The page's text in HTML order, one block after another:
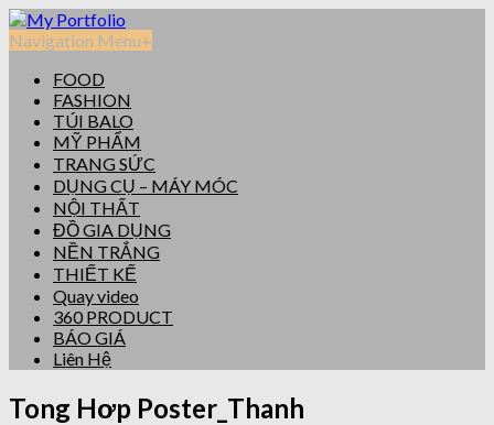
Navigation Menu+
FOOD
FASHION
TÚI BALO
MỸ PHẨM
TRANG SỨC
DỤNG CỤ – MÁY MÓC
NỘI THẤT
ĐỒ GIA DỤNG
NỀN TRẮNG
THIẾT KẾ
Quay video
360 PRODUCT
BÁO GIÁ
Liên Hệ
Tong Hơp Poster_Thanh